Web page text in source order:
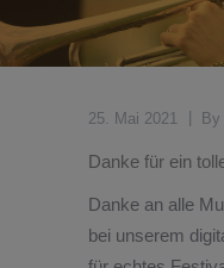
25. Mai 2021 By
Danke für ein
Danke an alle
bei unserem